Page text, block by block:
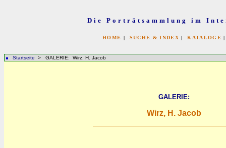
Die Porträtsammlung im
HOME | SUCHE & INDEX |KATALOGE
Startseite > GALERIE: Wirz, H. Jacob
GALERIE:
Wirz, H. Jacob